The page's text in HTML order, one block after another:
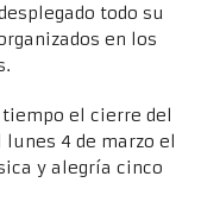
todo su
en los
tiempo el cierre del
4 de marzo el
y alegría cinco